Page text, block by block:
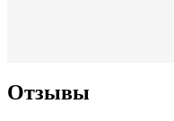
Отзывы